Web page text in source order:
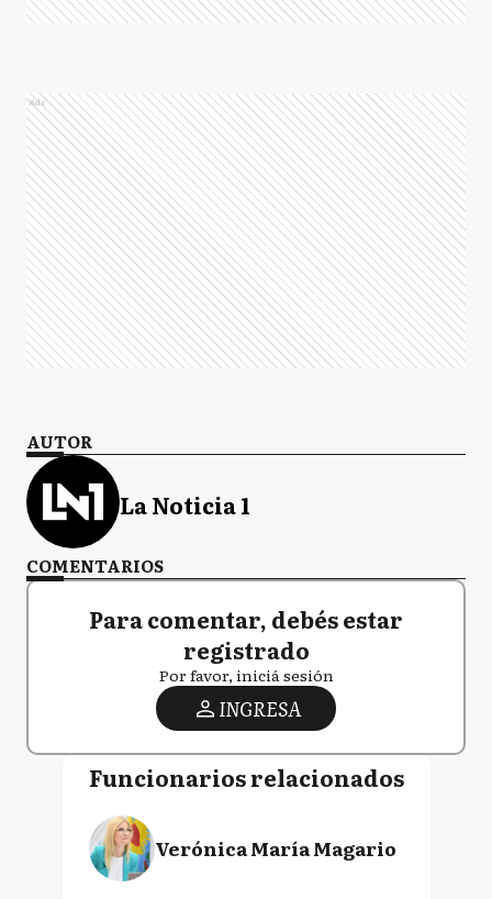
Ads
AUTOR
La Noticia 1
COMENTARIOS
Para comentar, debés estar
registrado
Por favor, iniciá sesión
INGRESA
Funcionarios relacionados
Verónica María Magario